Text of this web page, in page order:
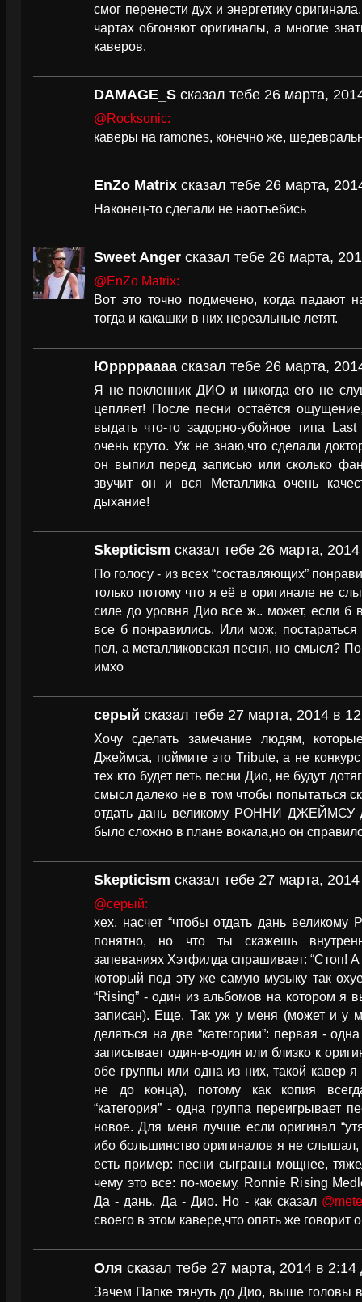
смог перенести дух и энергетику
чартах обгоняют оригиналы, а многие
каверов.
DAMAGE_S сказал тебе 26 марта,
@Rocksonic:
каверы на ramones, конечно же,
EnZo Matrix сказал тебе 26 марта,
Наконец-то сделали не наотъебись
Sweet Anger сказал тебе 26 марта,
@EnZo Matrix:
Вот это точно подмечено, когда падают
тогда и какашки в них нереальные летят.
Юрррраааа сказал тебе 26 марта,
Я не поклонник ДИО и никогда его не
цепляет! После песни остаётся
выдать что-то задорно-убойное типа
очень круто. Уж не знаю,что сделали
он выпил перед записью или сколько
звучит он и вся Металлика очень
дыхание!
Skepticism сказал тебе 26 марта,
По голосу - из всех “составляющих”
только потому что я её в оригинале не
силе до уровня Дио все ж.. может, если б
все б понравились. Или мож, постараться
пел, а металликовская песня, но смысл?
имхо
серый сказал тебе 27 марта, 2014 в
Хочу сделать замечание людям,
Джеймса, поймите это Tribute, а не
тех кто будет петь песни Дио, не будут
смысл далеко не в том чтобы попытаться
отдать дань великому РОННИ ДЖЕЙМСУ
было сложно в плане вокала,но он
Skepticism сказал тебе 27 марта,
@серый:
хех, насчет “чтобы отдать дань
понятно, но что ты скажешь
запеваниях Хэтфилда спрашивает: “Стоп! А
который под эту же самую музыку так
“Rising” - один из альбомов на котором я
записан). Еще. Так уж у меня (может и у
деляться на две “категории”: первая -
записывает один-в-один или близко к
обе группы или одна из них, такой кавер
не до конца), потому как копия
“категория” - одна группа переигрывает
новое. Для меня лучше если оригинал
ибо большинство оригиналов я не
есть пример: песни сыграны мощнее,
чему это все: по-моему, Ronnie Rising
Да - дань. Да - Дио. Но - как сказал
своего в этом кавере,что опять же говорит
Оля сказал тебе 27 марта, 2014 в 2:14
Зачем Папке тянуть до Дио, выше головы